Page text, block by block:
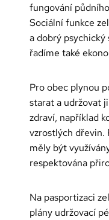
fungování
Sociální funkce
a dobrý psychický
řadíme také
Pro obec plynou
starat a udržovat
zdraví, například
vzrostlých dřevin.
měly být
respektována
Na pasportizaci
plány udržovací